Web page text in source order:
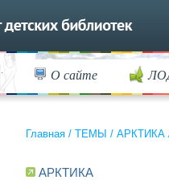
О сайте
Главная / ТЕМЫ / АРКТИКА
АРКТИКА